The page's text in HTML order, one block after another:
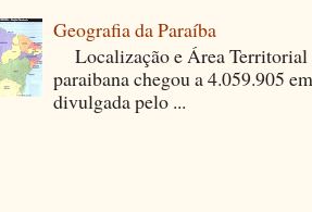
Geografia da Paraíba
Localização e Área
paraibana chegou a 4.059.905
divulgada pelo ...